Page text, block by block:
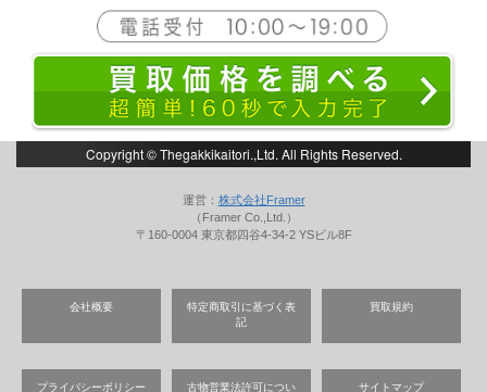
Copyright © Thegakkikaitori.,Ltd. All Rights Reserved.
運営： 株式会社Framer
（Framer Co.,Ltd.）
〒160-0004 東京都四谷4-34-2 YSビル8F
会社概要
特定商取引に基づく表
記
買取規約
プライバシーポリシー 古物営業法許可につい サイトマップ